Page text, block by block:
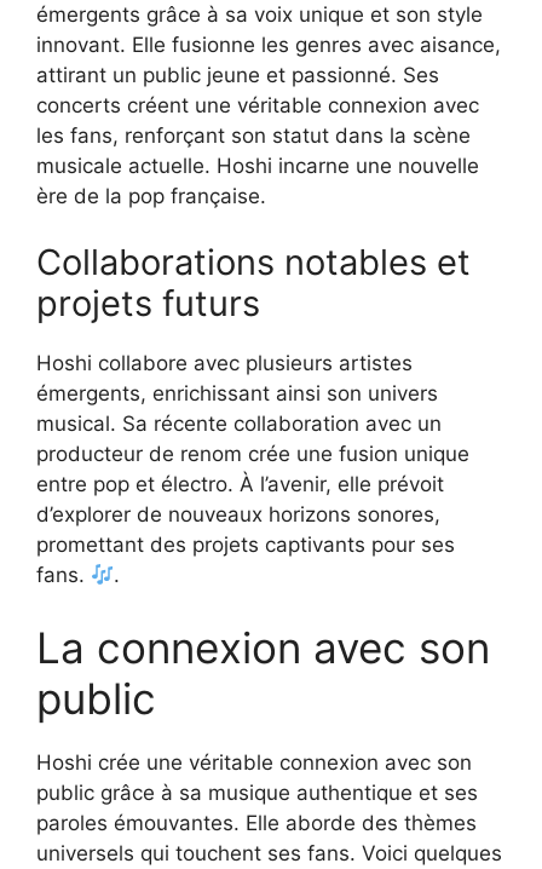
émergents grâce à sa voix unique et son style
innovant. Elle fusionne les genres avec aisance,
attirant un public jeune et passionné. Ses
concerts créent une véritable connexion avec
les fans, renforçant son statut dans la scène
musicale actuelle. Hoshi incarne une nouvelle
ère de la pop française.
Collaborations notables et
projets futurs
Hoshi collabore avec plusieurs artistes
émergents, enrichissant ainsi son univers
musical. Sa récente collaboration avec un
producteur de renom crée une fusion unique
entre pop et électro. À l’avenir, elle prévoit
d’explorer de nouveaux horizons sonores,
promettant des projets captivants pour ses
fans.
.
La connexion avec son
public
Hoshi crée une véritable connexion avec son
public grâce à sa musique authentique et ses
paroles émouvantes. Elle aborde des thèmes
universels qui touchent ses fans. Voici quelques